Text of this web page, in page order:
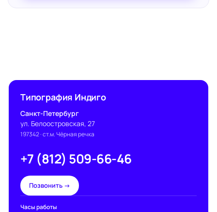
Типография Индиго
Санкт-Петербург
ул. Белоостровская, 27
197342· ст.м. Чёрная речка
+7 (812) 509-66-46
Позвонить →
Часы работы